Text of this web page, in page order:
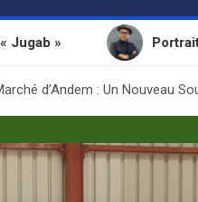
Portrait : Armis
d’Andem : Un Nouveau